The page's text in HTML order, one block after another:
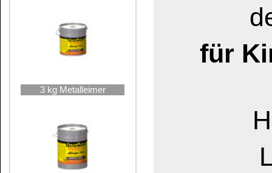
10 kg Metalleimer
Kratzer, Risse
eine schnelle,
Instandsetzung
und